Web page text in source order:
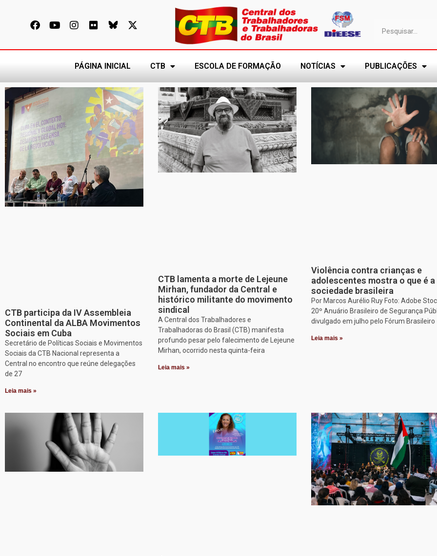
PÁGINA INICIAL CTB ESCOLA DE FORMAÇÃO NOTÍCIAS PUBLICAÇÕES
CTB participa da IV Assembleia
Continental da ALBA Movimentos
Sociais em Cuba
Secretário de Políticas Sociais e Movimentos
Sociais da CTB Nacional representa a
Central no encontro que reúne delegações
de 27
Leia mais »
CTB lamenta a morte de Lejeune
Mirhan, fundador da Central e
histórico militante do movimento
sindical
A Central dos Trabalhadores e
Trabalhadoras do Brasil (CTB) manifesta
profundo pesar pelo falecimento de Lejeune
Mirhan, ocorrido nesta quinta-feira
Leia mais »
Violência contra crianças e
adolescentes mostra o que é a
sociedade brasileira
Por Marcos Aurélio Ruy Foto: Adobe
20º Anuário Brasileiro de Segurança
divulgado em julho pelo Fórum Brasileiro
Leia mais »